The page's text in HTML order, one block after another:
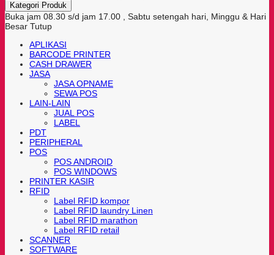
Kategori Produk
Buka jam 08.30 s/d jam 17.00 , Sabtu setengah hari, Minggu & Hari
Besar Tutup
APLIKASI
BARCODE PRINTER
CASH DRAWER
JASA
JASA OPNAME
SEWA POS
LAIN-LAIN
JUAL POS
LABEL
PDT
PERIPHERAL
POS
POS ANDROID
POS WINDOWS
PRINTER KASIR
RFID
Label RFID kompor
Label RFID laundry Linen
Label RFID marathon
Label RFID retail
SCANNER
SOFTWARE